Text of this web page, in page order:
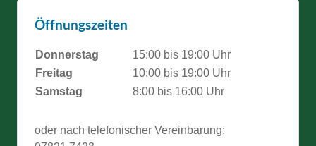
Öffnungszeiten
Donnerstag
15:00 bis 19:00 Uhr
Freitag
10:00 bis 19:00 Uhr
Samstag
8:00 bis 16:00 Uhr
oder nach telefonischer Vereinbarung: